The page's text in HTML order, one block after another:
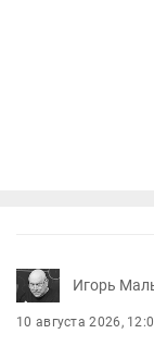
Игорь
10 августа 2026,